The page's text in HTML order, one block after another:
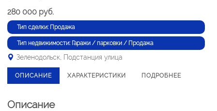
280 000 руб.
Тип сделки: Продажа
Тип недвижимости: Гаражи / парковки / Продажа
Зеленодольск, Подстанция улица
ОПИСАНИЕ ХАРАКТЕРИСТИКИ ПОДРОБНЕЕ
Описание